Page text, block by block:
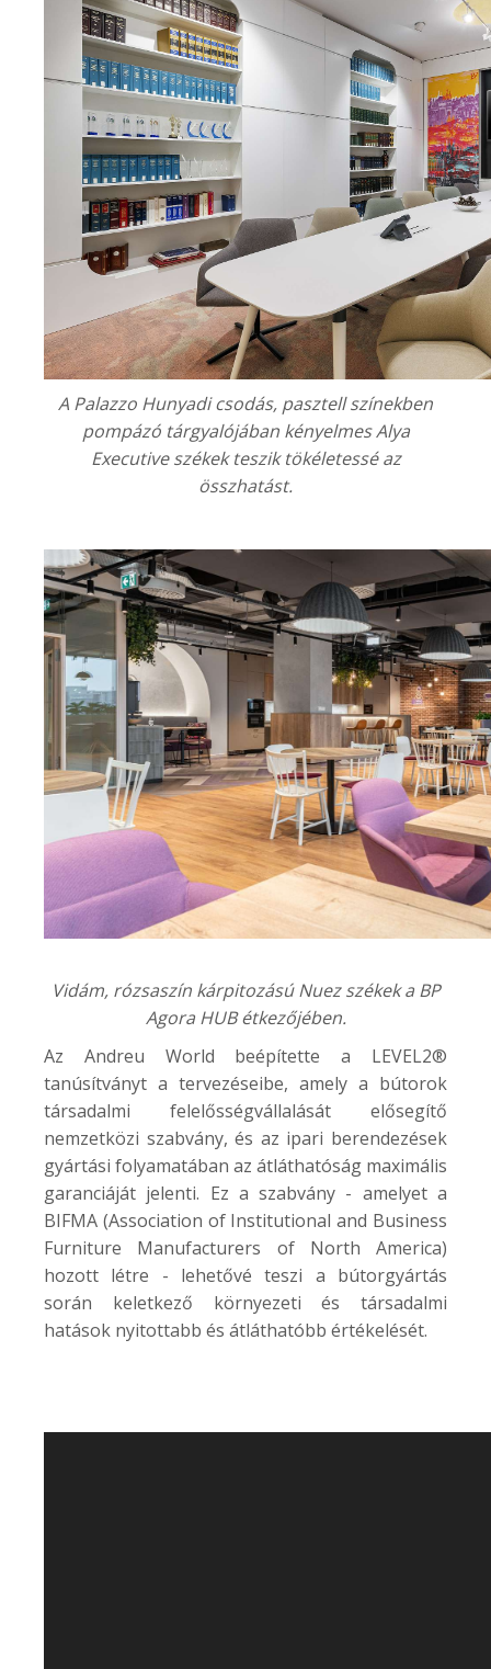
A Palazzo Hunyadicsodás, pasztell színekben
pompázó tárgyalójában kényelmes Alya
Executive székek teszik tökéletessé az
összhatást.
Vidám, rózsaszín kárpitozású Nuez székek a BP
Agora HUBétkezőjében.
Az Andreu World beépítette a LEVEL2®
tanúsítványt a tervezéseibe, amely a bútorok
társadalmi felelősségvállalását elősegítő
nemzetközi szabvány, és az ipari berendezések
gyártási folyamatában az átláthatóság maximális
garanciáját jelenti. Ez a szabvány - amelyet a
BIFMA (Association of Institutional and Business
Furniture Manufacturers of North America)
hozott létre - lehetővé teszi a bútorgyártás
során keletkező környezeti és társadalmi
hatások nyitottabb és átláthatóbb értékelését.